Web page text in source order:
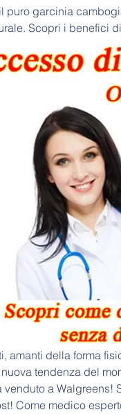
puro garcinia
Scopri i benefici
amanti della forma
tendenza del
a Walgreens!
Come medico